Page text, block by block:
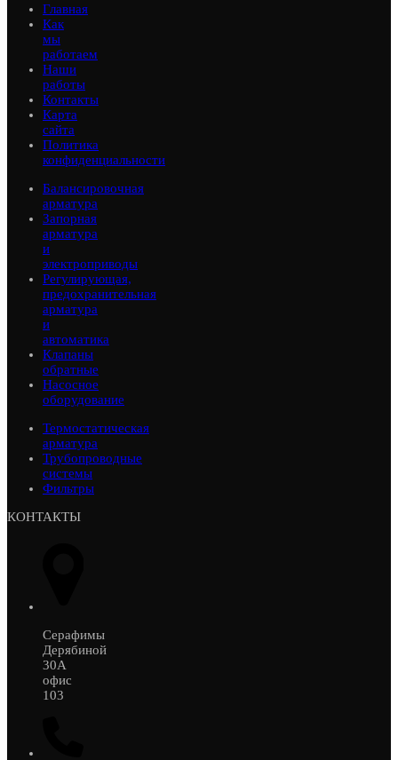
Главная
Как
мы
работаем
Наши
работы
Контакты
Карта
сайта
Политика
конфиденциальности
Балансировочная
арматура
Запорная
арматура
и
электроприводы
Регулирующая,
предохранительная
арматура
и
автоматика
Клапаны
обратные
Насосное
оборудование
Термостатическая
арматура
Трубопроводные
системы
Фильтры
КОНТАКТЫ
Серафимы
Дерябиной
30А
офис
103